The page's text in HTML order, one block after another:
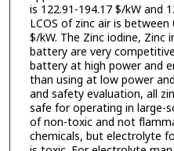
is 122.91-194.17 $/kW and
LCOS of zinc air is between
$/kW. The Zinc iodine, Zinc
battery are very
battery at high power and
than using at low power
and safety evaluation, all
safe for operating in large-
of non-toxic and not
chemicals, but electrolyte